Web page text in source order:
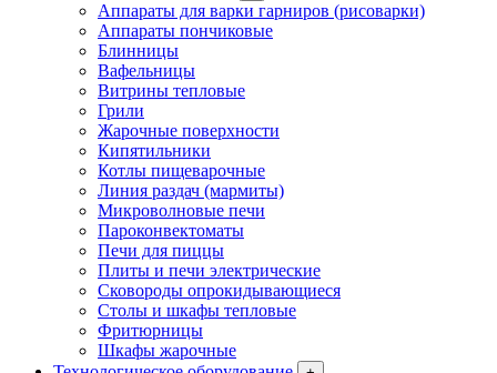
Аппараты для варки гарниров (рисоварки)
Аппараты пончиковые
Блинницы
Вафельницы
Витрины тепловые
Грили
Жарочные поверхности
Кипятильники
Котлы пищеварочные
Линия раздач (мармиты)
Микроволновые печи
Пароконвектоматы
Печи для пиццы
Плиты и печи электрические
Сковороды опрокидывающиеся
Столы и шкафы тепловые
Фритюрницы
Шкафы жарочные